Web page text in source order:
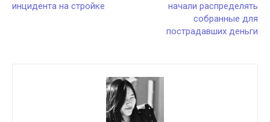
инцидента на стройке
начали распределять
собранные для
пострадавших деньги